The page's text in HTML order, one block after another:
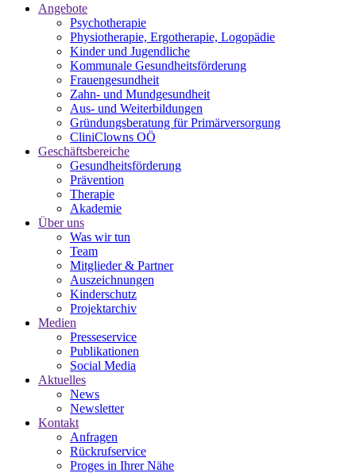
Angebote
Psychotherapie
Physiotherapie, Ergotherapie, Logopädie
Kinder und Jugendliche
Kommunale Gesundheitsförderung
Frauengesundheit
Zahn- und Mundgesundheit
Aus- und Weiterbildungen
Gründungsberatung für Primärversorgung
CliniClowns OÖ
Geschäftsbereiche
Gesundheitsförderung
Prävention
Therapie
Akademie
Über uns
Was wir tun
Team
Mitglieder & Partner
Auszeichnungen
Kinderschutz
Projektarchiv
Medien
Presseservice
Publikationen
Social Media
Aktuelles
News
Newsletter
Kontakt
Anfragen
Rückrufservice
Proges in Ihrer Nähe